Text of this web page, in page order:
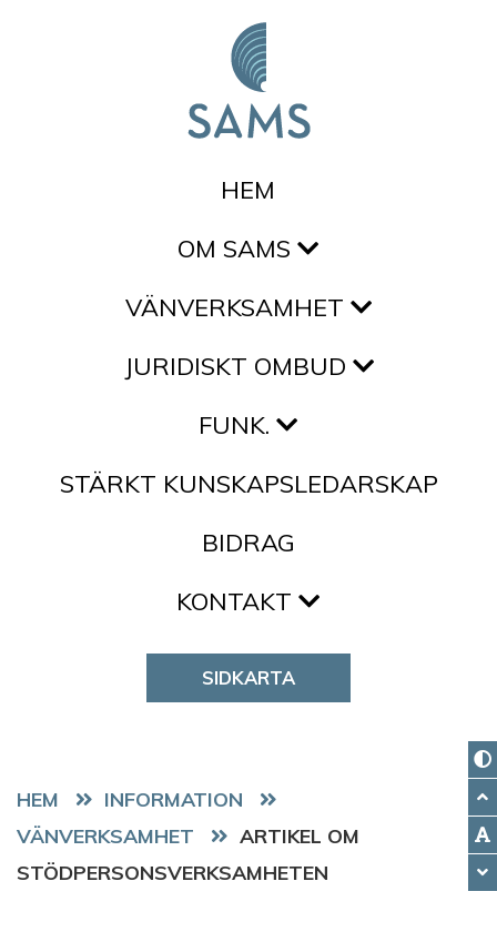
HEM
OM SAMS
VÄNVERKSAMHET
JURIDISKT OMBUD
FUNK.
STÄRKT KUNSKAPSLEDARSKAP
BIDRAG
KONTAKT
SIDKARTA
HEM
VÄNVERKSAMHET
ARTIKEL OM
STÖDPERSONSVERKSAMHETEN